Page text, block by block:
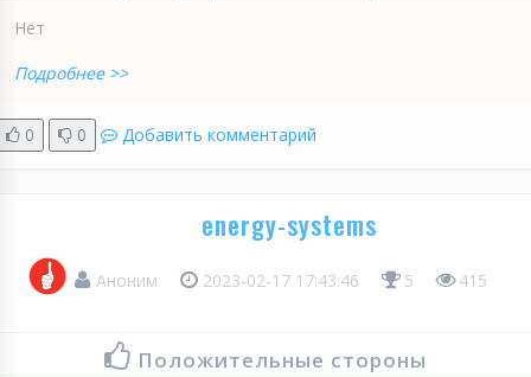
Нет
Подробнее >>
0 0 Добавить комментарий
energy-systems
Аноним 2023-02-17 17:43:46 5 415
Положительные стороны